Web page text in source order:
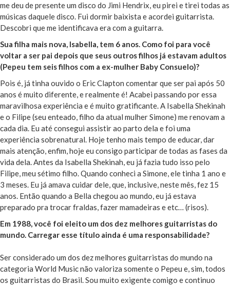
me deu de presente um disco do Jimi Hendrix, eu pirei e tirei todas as
músicas daquele disco. Fui dormir baixista e acordei guitarrista.
Descobri que me identificava era com a guitarra.
Sua filha mais nova, Isabella, tem 6 anos. Como foi para você
voltar a ser pai depois que seus outros filhos já estavam adultos
(Pepeu tem seis filhos com a ex-mulher Baby Consuelo)?
Pois é, já tinha ouvido o Eric Clapton comentar que ser pai após 50
anos é muito diferente, e realmente é! Acabei passando por essa
maravilhosa experiência e é muito gratificante. A Isabella Shekinah
e o Filipe (seu enteado, filho da atual mulher Simone) me renovam a
cada dia. Eu até consegui assistir ao parto dela e foi uma
experiência sobrenatural. Hoje tenho mais tempo de educar, dar
mais atenção, enfim, hoje eu consigo participar de todas as fases da
vida dela. Antes da Isabella Shekinah, eu já fazia tudo isso pelo
Filipe, meu sétimo filho. Quando conheci a Simone, ele tinha 1 ano e
3 meses. Eu já amava cuidar dele, que, inclusive, neste mês, fez 15
anos. Então quando a Bella chegou ao mundo, eu já estava
preparado pra trocar fraldas, fazer mamadeiras e etc… (risos).
Em 1988, você foi eleito um dos dez melhores guitarristas do
mundo. Carregar esse título ainda é uma responsabilidade?
Ser considerado um dos dez melhores guitarristas do mundo na
categoria World Music não valoriza somente o Pepeu e, sim, todos
os guitarristas do Brasil. Sou muito exigente comigo e continuo